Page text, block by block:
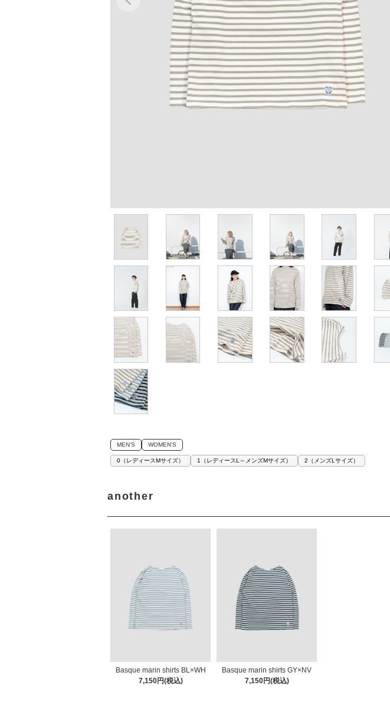
MEN'S WOMEN'S
0（レディースMサイズ） 1（レディースL～メンズMサイズ） 2（メンズLサイズ）
another
Basque marin shirts BL×WH
7,150円(税込)
Basque marin shirts GY×NV
7,150円(税込)